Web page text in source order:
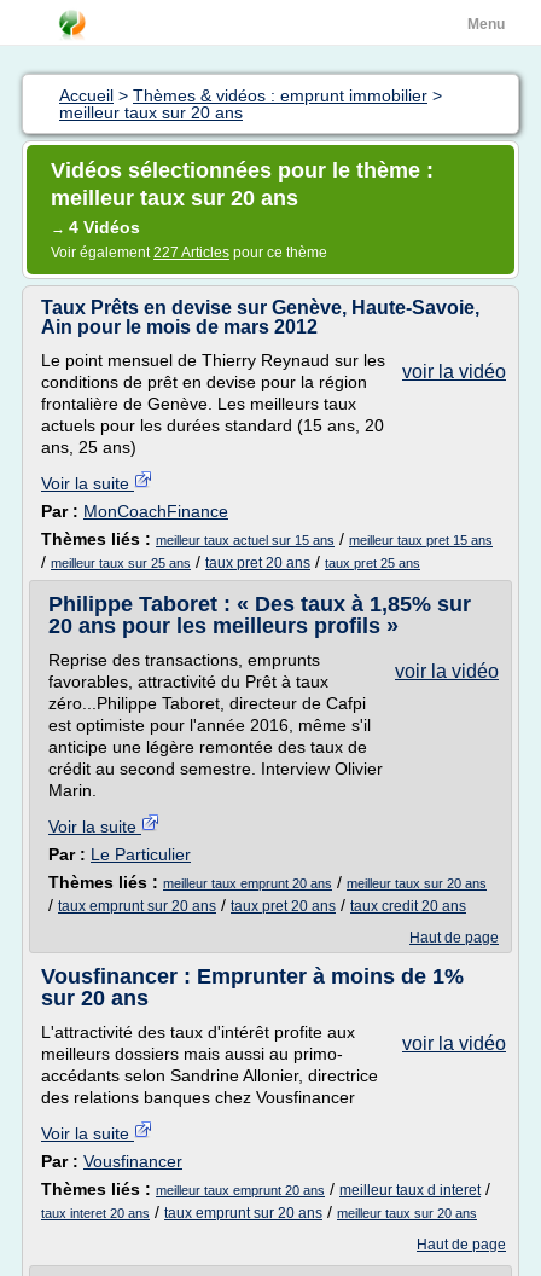
Menu
Accueil > Thèmes & vidéos : emprunt immobilier >
meilleur taux sur 20 ans
Vidéos sélectionnées pour le thème :
meilleur taux sur 20 ans
→ 4 Vidéos
Voir également227 Articles pour ce thème
Taux Prêts en devise sur Genève, Haute-Savoie,
Ain pour le mois de mars 2012
voir la vidéo
Le point mensuel de Thierry Reynaud sur les
conditions de prêt en devise pour la région
frontalière de Genève. Les meilleurs taux
actuels pour les durées standard (15 ans, 20
ans, 25 ans)
Voir la suite
Par : MonCoachFinance
Thèmes liés : meilleur taux actuel sur 15 ans / meilleur taux pret 15 ans
/ meilleur taux sur 25 ans / taux pret 20 ans / taux pret 25 ans
Philippe Taboret : « Des taux à 1,85% sur
20 ans pour les meilleurs profils »
voir la vidéo
Reprise des transactions, emprunts
favorables, attractivité du Prêt à taux
zéro...Philippe Taboret, directeur de Cafpi
est optimiste pour l'année 2016, même s'il
anticipe une légère remontée des taux de
crédit au second semestre. Interview Olivier
Marin.
Voir la suite
Par : Le Particulier
Thèmes liés : meilleur taux emprunt 20 ans / meilleur taux sur 20 ans
/ taux emprunt sur 20 ans / taux pret 20 ans / taux credit 20 ans
Haut de page
Vousfinancer : Emprunter à moins de 1%
sur 20 ans
voir la vidéo
L'attractivité des taux d'intérêt profite aux
meilleurs dossiers mais aussi au primo-
accédants selon Sandrine Allonier, directrice
des relations banques chez Vousfinancer
Voir la suite
Par : Vousfinancer
Thèmes liés : meilleur taux emprunt 20 ans / meilleur taux d interet/
taux interet 20 ans / taux emprunt sur 20 ans / meilleur taux sur 20 ans
Haut de page